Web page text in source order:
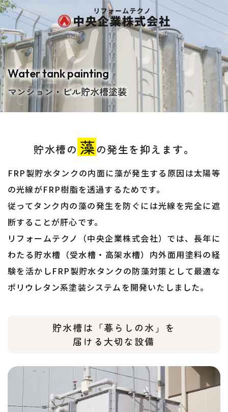
Water tank painting
マンション・ビル貯水槽塗装
貯水槽の 藻の発生を抑えます。​​​​​​​
FRP製貯水タンクの内面に藻が発生する原因は太陽等
の光線がFRP樹脂を透過するためです。
従ってタンク内の藻の発生を防ぐには光線を完全に遮
断することが肝心です。
リフォームテクノ（中央企業株式会社）では、長年に
わたる貯水槽（受水槽・高架水槽）内外面用塗料の経
験を活かしFRP製貯水タンクの防藻対策として最適な
ポリウレタン系塗装システムを開発いたしました。
貯水槽は「暮らしの水」を
​​​​​​​届ける大切な設備​​​​​​​